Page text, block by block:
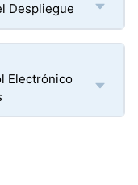
Despliegue
Electrónico